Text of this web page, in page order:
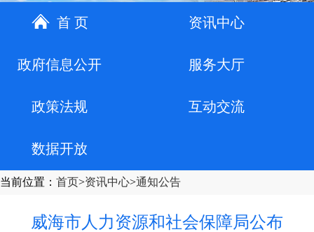
首 页 资讯中心
政府信息公开 服务大厅
政策法规 互动交流
数据开放
当前位置 ： 首页>资讯中心>通知公告
威海市人力资源和社会保障局公布